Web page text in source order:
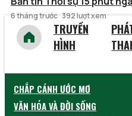
6 tháng trước 392 lượt xem
TRUYỀN
HÌNH
CHẮP CÁNH ƯỚC MƠ
VĂN HÓA VÀ ĐỜI SỐNG